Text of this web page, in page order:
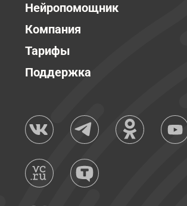
Нейропомощник
Компания
Тарифы
Поддержка